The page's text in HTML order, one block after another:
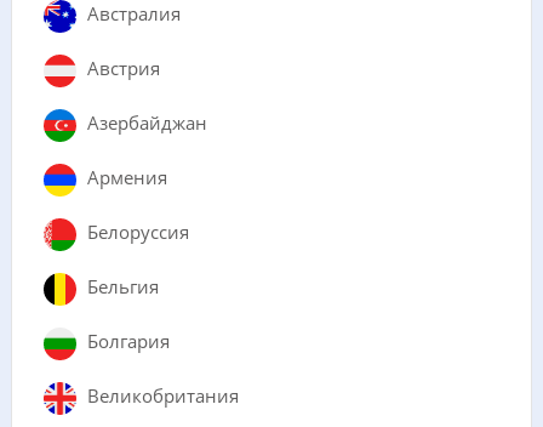
Австралия
Австрия
Азербайджан
Армения
Белоруссия
Бельгия
Болгария
Великобритания